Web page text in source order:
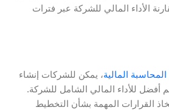
الأداء المالي للشركة عبر فترات
المحاسبة المالية، يمكن للشركات إنشاء
أفضل للأداء المالي الشامل للشركة.
القرارات المهمة بشأن التخطيط